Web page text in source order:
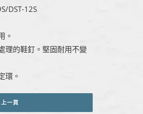
DST-12S
。
理的鞋釘。堅固耐用不變
環。
上一頁